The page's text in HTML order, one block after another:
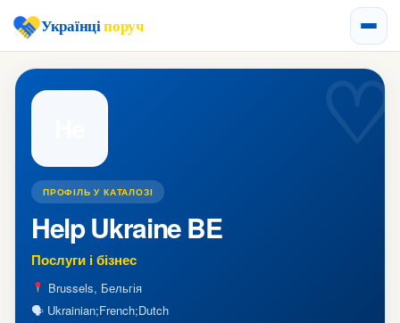
Українціпоруч
ПРОФІЛЬ У КАТАЛОЗІ
Help Ukraine BE
Послуги і бізнес
Brussels, Бельгія
🗣 Ukrainian;French;Dutch